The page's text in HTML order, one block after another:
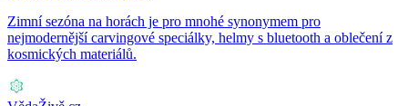
Zimní sezóna na horách je pro mnohé synonymem pro
nejmodernější carvingové speciálky, helmy s bluetooth a oblečení z
kosmických materiálů.